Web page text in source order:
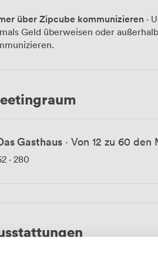
Ihrer Teilnehmer haben
Ob kleiner Snack
alles auf Ihre Bedürfnisse ab.
richten wir natürlich auch
über Zipcube kommunizieren ·
Geld überweisen oder
Gasthaus · Von 12 zu 60 den
· 280